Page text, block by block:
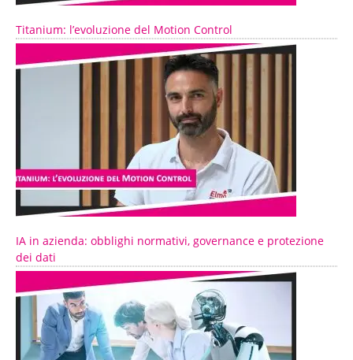
Titanium: l’evoluzione del Motion Control
IA in azienda: obblighi normativi, governance e protezione
dei dati